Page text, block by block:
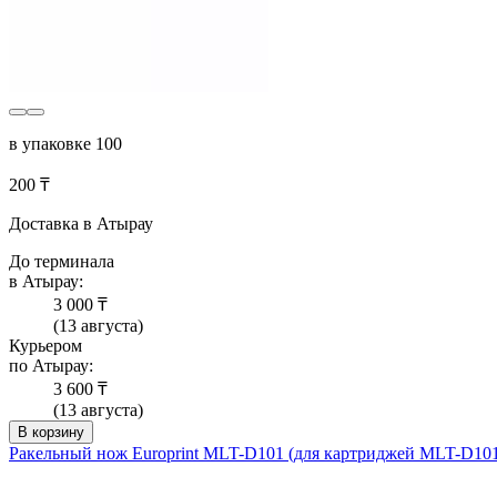
в упаковке 100
200 ₸
Доставка в Атырау
До терминала
в Атырау:
3 000 ₸
(13 августа)
Курьером
по Атырау:
3 600 ₸
(13 августа)
В корзину
Ракельный нож Europrint MLT-D101 (для картриджей MLT-